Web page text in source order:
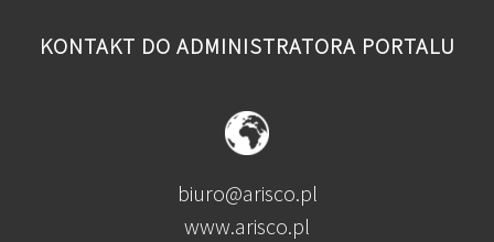
KONTAKT DO ADMINISTRATORA PORTALU
biuro@arisco.pl
www.arisco.pl